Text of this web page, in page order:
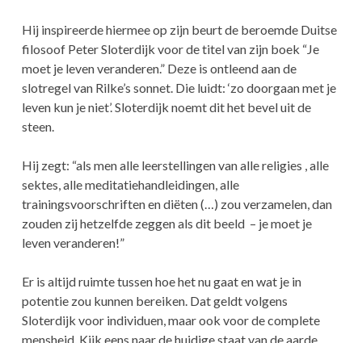
Hij inspireerde hiermee op zijn beurt de beroemde Duitse
filosoof Peter Sloterdijk voor de titel van zijn boek “Je
moet je leven veranderen.” Deze is ontleend aan de
slotregel van Rilke’s sonnet. Die luidt: ‘zo doorgaan met je
leven kun je niet’. Sloterdijk noemt dit het bevel uit de
steen.
Hij zegt: “als men alle leerstellingen van alle religies , alle
sektes, alle meditatiehandleidingen, alle
trainingsvoorschriften en diëten (…) zou verzamelen, dan
zouden zij hetzelfde zeggen als dit beeld – je moet je
leven veranderen!”
Er is altijd ruimte tussen hoe het nu gaat en wat je in
potentie zou kunnen bereiken. Dat geldt volgens
Sloterdijk voor individuen, maar ook voor de complete
mensheid. Kijk eens naar de huidige staat van de aarde